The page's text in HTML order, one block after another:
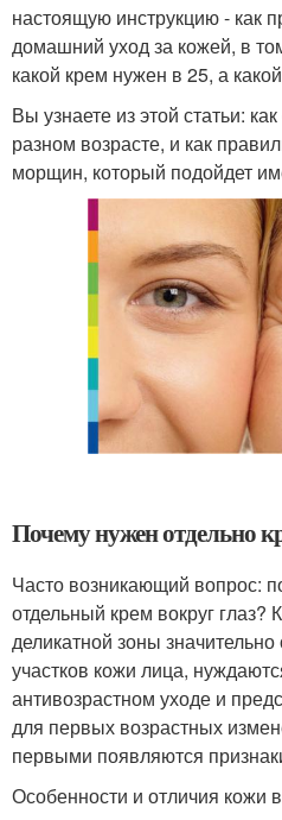
настоящую инструкцию - как
домашний уход за кожей, в
какой крем нужен в 25, а
Вы узнаете из этой статьи:
разном возрасте, и как
морщин, который подойдет
Почему нужен отдельно
Часто возникающий вопрос:
отдельный крем вокруг
деликатной зоны
участков кожи лица,
антивозрастном уходе и
для первых возрастных
первыми появляются
Особенности и отличия кожи